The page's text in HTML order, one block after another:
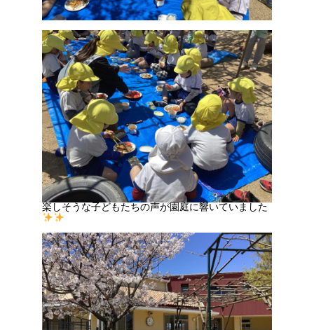
楽しそうな子どもたちの声が園庭に響いていました